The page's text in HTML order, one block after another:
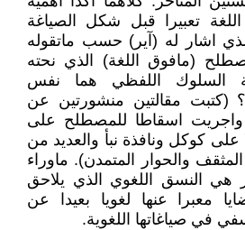
تعبيرا قبل شكل الصياغة
الذي اشار له (آير) حسب ماتقوله
(مافوق اللغة) الذي نحته
السلوك اللفظي هما نفس
(كتبت مقالتين منشورتين عن
اسقاطا للمصطلح على
على كوكل ونافذة نبأ والعديد من
المثقف والحوار المتمدن). ماوراء
هي النسق اللغوي الذي يلاحق
معبرا عنها لغويا بعيدا عن
في صياغاتها اللغوية.